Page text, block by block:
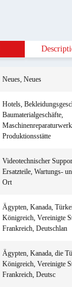
Neues, Neues
Hotels,
Baumaterialgeschäfte,
Produktionsstätte
Videotechnischer
Ersatzteile, Wartungs-
Ort
Ägypten, Kanada,
Königreich, Vereinigte
Frankreich, Deutschlan
Ägypten, Kanada, die
Königreich, Vereinigte
Frankreich, Deutsc